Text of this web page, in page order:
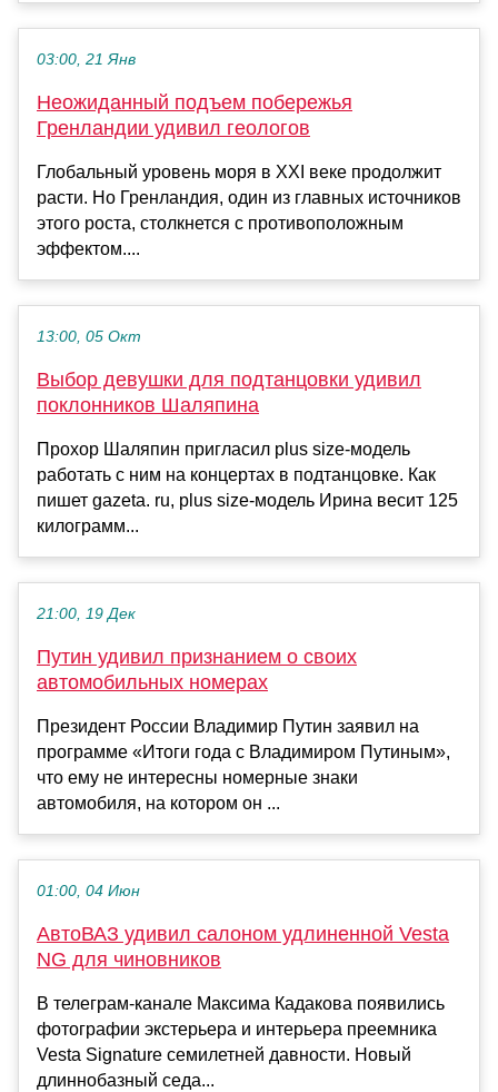
03:00, 21 Янв
Неожиданный подъем побережья
Гренландии удивил геологов
Глобальный уровень моря в XXI веке продолжит
расти. Но Гренландия, один из главных источников
этого роста, столкнется с противоположным
эффектом....
13:00, 05 Окт
Выбор девушки для подтанцовки удивил
поклонников Шаляпина
Прохор Шаляпин пригласил plus size-модель
работать с ним на концертах в подтанцовке. Как
пишет gazeta. ru, plus size-модель Ирина весит 125
килограмм...
21:00, 19 Дек
Путин удивил признанием о своих
автомобильных номерах
Президент России Владимир Путин заявил на
программе «Итоги года с Владимиром Путиным»,
что ему не интересны номерные знаки
автомобиля, на котором он ...
01:00, 04 Июн
АвтоВАЗ удивил салоном удлиненной Vesta
NG для чиновников
В телеграм-канале Максима Кадакова появились
фотографии экстерьера и интерьера преемника
Vesta Signature семилетней давности. Новый
длиннобазный седа...